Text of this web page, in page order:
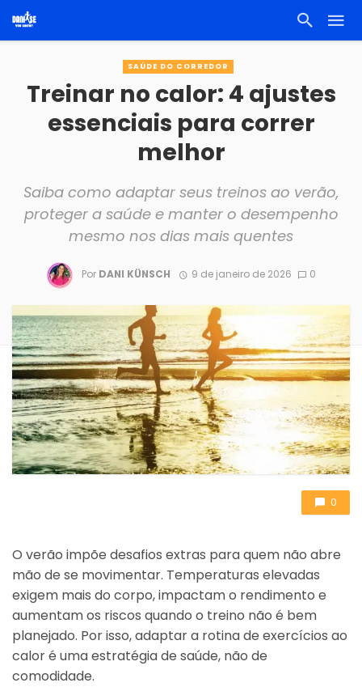
SAÚDE DO CORREDOR
Treinar no calor: 4 ajustes
essenciais para correr
melhor
Saiba como adaptar seus treinos ao verão,
proteger a saúde e manter o desempenho
mesmo nos dias mais quentes
Por DANI KÜNSCH 9 de janeiro de 2026 0
0
O verão impõe desafios extras para quem não abre
mão de se movimentar. Temperaturas elevadas
exigem mais do corpo, impactam o rendimento e
aumentam os riscos quando o treino não é bem
planejado. Por isso, adaptar a rotina de exercícios ao
calor é uma estratégia de saúde, não de
comodidade.